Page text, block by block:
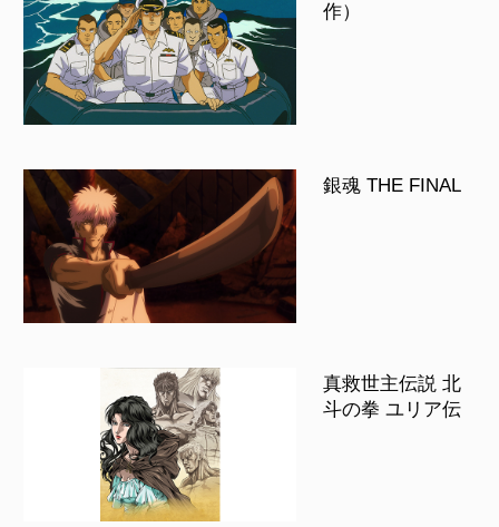
作）
銀魂 THE FINAL
真救世主伝説 北
斗の拳 ユリア伝